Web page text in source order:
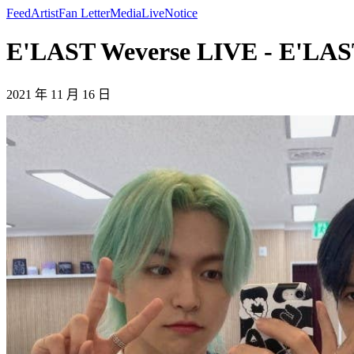
FeedArtistFan LetterMediaLiveNotice
E'LAST Weverse LIVE -
2021 年 11 月 16 日